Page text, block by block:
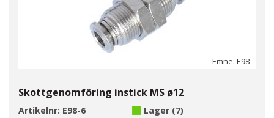
Emne: E98
Skottgenomföring instick MS ø12
Artikelnr: E98-6
Lager (7)